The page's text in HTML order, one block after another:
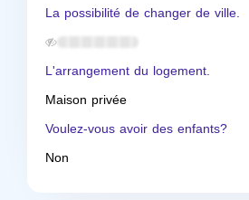
La possibilité de changer de ville.
L'arrangement du logement.
Maison privée
Voulez-vous avoir des enfants?
Non